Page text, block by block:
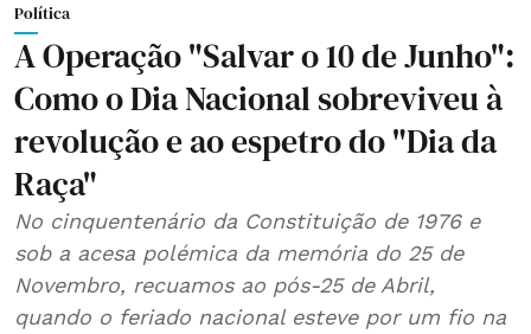
Política
A Operação "Salvar o 10 de Junho":
Como o Dia Nacional sobreviveu à
revolução e ao espetro do "Dia da
Raça"
No cinquentenário da Constituição de 1976 e
sob a acesa polémica da memória do 25 de
Novembro, recuamos ao pós-25 de Abril,
quando o feriado nacional esteve por um fio na